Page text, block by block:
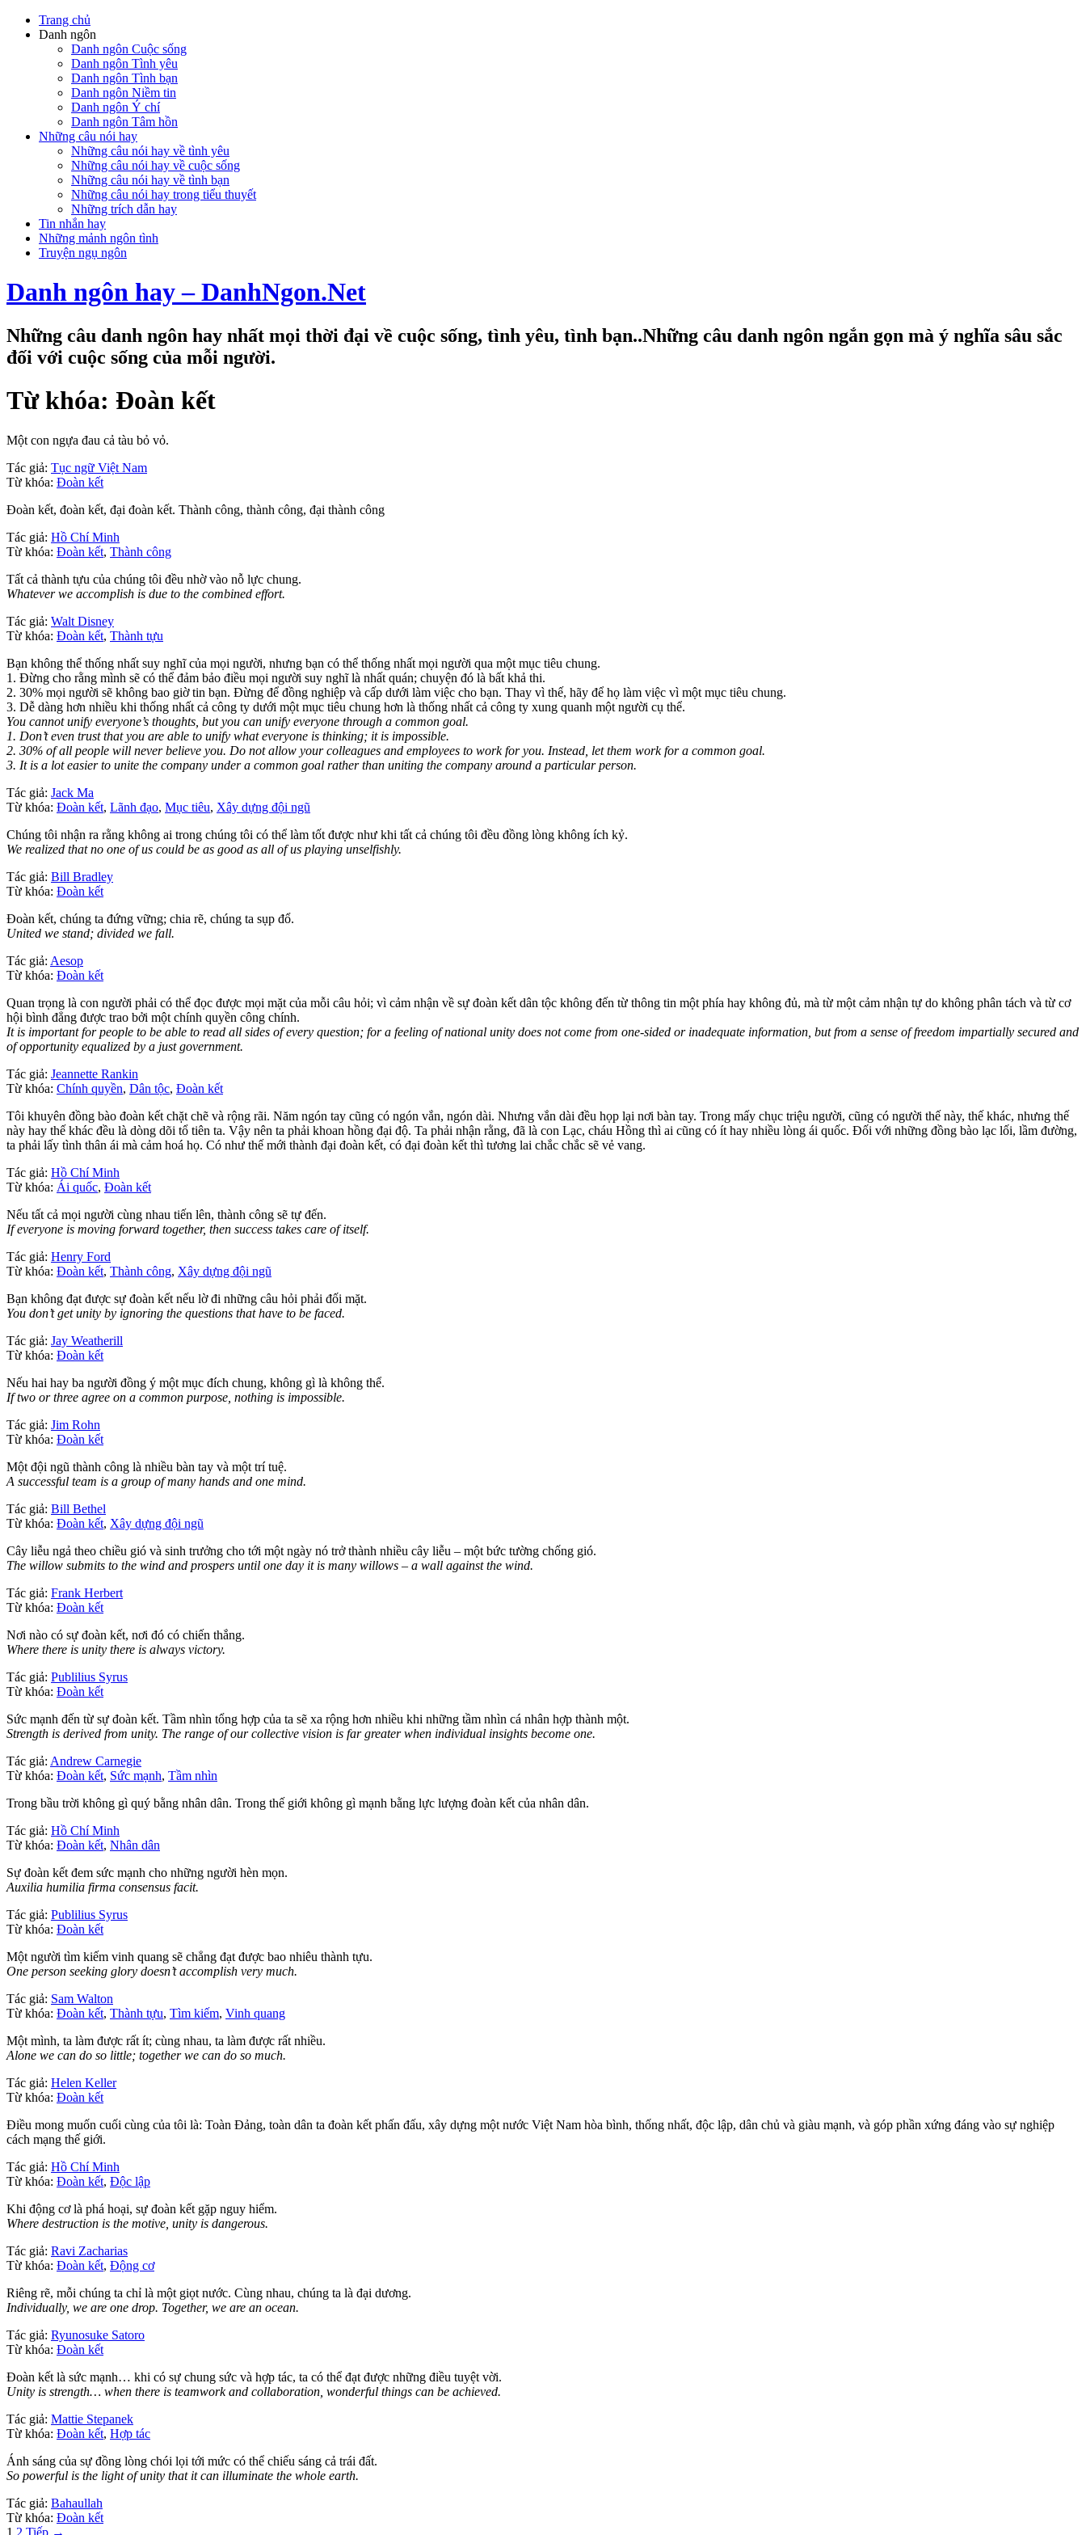
Trang chủ
Danh ngôn
Danh ngôn Cuộc sống
Danh ngôn Tình yêu
Danh ngôn Tình bạn
Danh ngôn Niềm tin
Danh ngôn Ý chí
Danh ngôn Tâm hồn
Những câu nói hay
Những câu nói hay về tình yêu
Những câu nói hay về cuộc sống
Những câu nói hay về tình bạn
Những câu nói hay trong tiểu thuyết
Những trích dẫn hay
Tin nhắn hay
Những mảnh ngôn tình
Truyện ngụ ngôn
Danh ngôn hay – DanhNgon.Net
Những câu danh ngôn hay nhất mọi thời đại về cuộc sống, tình yêu, tình bạn..Những câu danh ngôn ngắn gọn mà ý nghĩa sâu sắc
đối với cuộc sống của mỗi người.
Từ khóa: Đoàn kết
Một con ngựa đau cả tàu bỏ vỏ.
Tác giả: Tục ngữ Việt Nam
Từ khóa: Đoàn kết
Đoàn kết, đoàn kết, đại đoàn kết. Thành công, thành công, đại thành công
Tác giả: Hồ Chí Minh
Từ khóa: Đoàn kết, Thành công
Tất cả thành tựu của chúng tôi đều nhờ vào nỗ lực chung.
Whatever we accomplish is due to the combined effort.
Tác giả: Walt Disney
Từ khóa: Đoàn kết, Thành tựu
Bạn không thể thống nhất suy nghĩ của mọi người, nhưng bạn có thể thống nhất mọi người qua một mục tiêu chung.
1. Đừng cho rằng mình sẽ có thể đảm bảo điều mọi người suy nghĩ là nhất quán; chuyện đó là bất khả thi.
2. 30% mọi người sẽ không bao giờ tin bạn. Đừng để đồng nghiệp và cấp dưới làm việc cho bạn. Thay vì thế, hãy để họ làm việc vì một mục tiêu chung.
3. Dễ dàng hơn nhiều khi thống nhất cả công ty dưới một mục tiêu chung hơn là thống nhất cả công ty xung quanh một người cụ thể.
You cannot unify everyone’s thoughts, but you can unify everyone through a common goal.
1. Don’t even trust that you are able to unify what everyone is thinking; it is impossible.
2. 30% of all people will never believe you. Do not allow your colleagues and employees to work for you. Instead, let them work for a common goal.
3. It is a lot easier to unite the company under a common goal rather than uniting the company around a particular person.
Tác giả: Jack Ma
Từ khóa: Đoàn kết, Lãnh đạo, Mục tiêu, Xây dựng đội ngũ
Chúng tôi nhận ra rằng không ai trong chúng tôi có thể làm tốt được như khi tất cả chúng tôi đều đồng lòng không ích kỷ.
We realized that no one of us could be as good as all of us playing unselfishly.
Tác giả: Bill Bradley
Từ khóa: Đoàn kết
Đoàn kết, chúng ta đứng vững; chia rẽ, chúng ta sụp đổ.
United we stand; divided we fall.
Tác giả: Aesop
Từ khóa: Đoàn kết
Quan trọng là con người phải có thể đọc được mọi mặt của mỗi câu hỏi; vì cảm nhận về sự đoàn kết dân tộc không đến từ thông tin một phía hay không đủ, mà từ một cảm nhận tự do không phân tách và từ cơ
hội bình đẳng được trao bởi một chính quyền công chính.
It is important for people to be able to read all sides of every question; for a feeling of national unity does not come from one-sided or inadequate information, but from a sense of freedom impartially secured and
of opportunity equalized by a just government.
Tác giả: Jeannette Rankin
Từ khóa: Chính quyền, Dân tộc, Đoàn kết
Tôi khuyên đồng bào đoàn kết chặt chẽ và rộng rãi. Năm ngón tay cũng có ngón vắn, ngón dài. Nhưng vắn dài đều họp lại nơi bàn tay. Trong mấy chục triệu người, cũng có người thế này, thế khác, nhưng thế
này hay thế khác đều là dòng dõi tổ tiên ta. Vậy nên ta phải khoan hồng đại độ. Ta phải nhận rằng, đã là con Lạc, cháu Hồng thì ai cũng có ít hay nhiều lòng ái quốc. Đối với những đồng bào lạc lối, lầm đường,
ta phải lấy tình thân ái mà cảm hoá họ. Có như thế mới thành đại đoàn kết, có đại đoàn kết thì tương lai chắc chắc sẽ vẻ vang.
Tác giả: Hồ Chí Minh
Từ khóa: Ái quốc, Đoàn kết
Nếu tất cả mọi người cùng nhau tiến lên, thành công sẽ tự đến.
If everyone is moving forward together, then success takes care of itself.
Tác giả: Henry Ford
Từ khóa: Đoàn kết, Thành công, Xây dựng đội ngũ
Bạn không đạt được sự đoàn kết nếu lờ đi những câu hỏi phải đối mặt.
You don’t get unity by ignoring the questions that have to be faced.
Tác giả: Jay Weatherill
Từ khóa: Đoàn kết
Nếu hai hay ba người đồng ý một mục đích chung, không gì là không thể.
If two or three agree on a common purpose, nothing is impossible.
Tác giả: Jim Rohn
Từ khóa: Đoàn kết
Một đội ngũ thành công là nhiều bàn tay và một trí tuệ.
A successful team is a group of many hands and one mind.
Tác giả: Bill Bethel
Từ khóa: Đoàn kết, Xây dựng đội ngũ
Cây liễu ngả theo chiều gió và sinh trưởng cho tới một ngày nó trở thành nhiều cây liễu – một bức tường chống gió.
The willow submits to the wind and prospers until one day it is many willows – a wall against the wind.
Tác giả: Frank Herbert
Từ khóa: Đoàn kết
Nơi nào có sự đoàn kết, nơi đó có chiến thắng.
Where there is unity there is always victory.
Tác giả: Publilius Syrus
Từ khóa: Đoàn kết
Sức mạnh đến từ sự đoàn kết. Tầm nhìn tổng hợp của ta sẽ xa rộng hơn nhiều khi những tầm nhìn cá nhân hợp thành một.
Strength is derived from unity. The range of our collective vision is far greater when individual insights become one.
Tác giả: Andrew Carnegie
Từ khóa: Đoàn kết, Sức mạnh, Tầm nhìn
Trong bầu trời không gì quý bằng nhân dân. Trong thế giới không gì mạnh bằng lực lượng đoàn kết của nhân dân.
Tác giả: Hồ Chí Minh
Từ khóa: Đoàn kết, Nhân dân
Sự đoàn kết đem sức mạnh cho những người hèn mọn.
Auxilia humilia firma consensus facit.
Tác giả: Publilius Syrus
Từ khóa: Đoàn kết
Một người tìm kiếm vinh quang sẽ chẳng đạt được bao nhiêu thành tựu.
One person seeking glory doesn’t accomplish very much.
Tác giả: Sam Walton
Từ khóa: Đoàn kết, Thành tựu, Tìm kiếm, Vinh quang
Một mình, ta làm được rất ít; cùng nhau, ta làm được rất nhiều.
Alone we can do so little; together we can do so much.
Tác giả: Helen Keller
Từ khóa: Đoàn kết
Điều mong muốn cuối cùng của tôi là: Toàn Đảng, toàn dân ta đoàn kết phấn đấu, xây dựng một nước Việt Nam hòa bình, thống nhất, độc lập, dân chủ và giàu mạnh, và góp phần xứng đáng vào sự nghiệp
cách mạng thế giới.
Tác giả: Hồ Chí Minh
Từ khóa: Đoàn kết, Độc lập
Khi động cơ là phá hoại, sự đoàn kết gặp nguy hiểm.
Where destruction is the motive, unity is dangerous.
Tác giả: Ravi Zacharias
Từ khóa: Đoàn kết, Động cơ
Riêng rẽ, mỗi chúng ta chỉ là một giọt nước. Cùng nhau, chúng ta là đại dương.
Individually, we are one drop. Together, we are an ocean.
Tác giả: Ryunosuke Satoro
Từ khóa: Đoàn kết
Đoàn kết là sức mạnh… khi có sự chung sức và hợp tác, ta có thể đạt được những điều tuyệt vời.
Unity is strength… when there is teamwork and collaboration, wonderful things can be achieved.
Tác giả: Mattie Stepanek
Từ khóa: Đoàn kết, Hợp tác
Ánh sáng của sự đồng lòng chói lọi tới mức có thể chiếu sáng cả trái đất.
So powerful is the light of unity that it can illuminate the whole earth.
Tác giả: Bahaullah
Từ khóa: Đoàn kết
1 2 Tiếp →